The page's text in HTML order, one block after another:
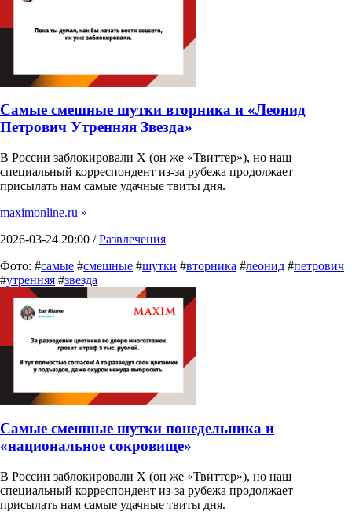
Самые смешные шутки вторника и «Леонид
Петрович Утренняя Звезда»
В России заблокировали X (он же «Твиттер»), но наш
специальный корреспондент из-за рубежа продолжает
присылать нам самые удачные твиты дня.
maximonline.ru »
2026-03-24 20:00 /Развлечения
Фото: #самые #смешные #шутки #вторника #леонид #петрович
#утренняя #звезда
Самые смешные шутки понедельника и
«национальное сокровище»
В России заблокировали X (он же «Твиттер»), но наш
специальный корреспондент из-за рубежа продолжает
присылать нам самые удачные твиты дня.